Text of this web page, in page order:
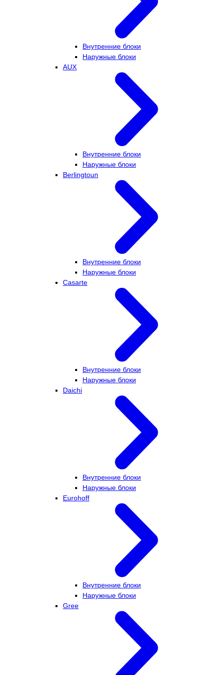
Внутренние блоки
Наружные блоки
AUX
Внутренние блоки
Наружные блоки
Berlingtoun
Внутренние блоки
Наружные блоки
Casarte
Внутренние блоки
Наружные блоки
Daichi
Внутренние блоки
Наружные блоки
Eurohoff
Внутренние блоки
Наружные блоки
Gree